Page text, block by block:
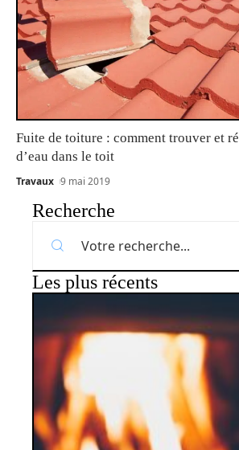
Fuite de toiture : comment trouver et
d’eau dans le toit
Travaux 9 mai 2019
Recherche
Les plus récents